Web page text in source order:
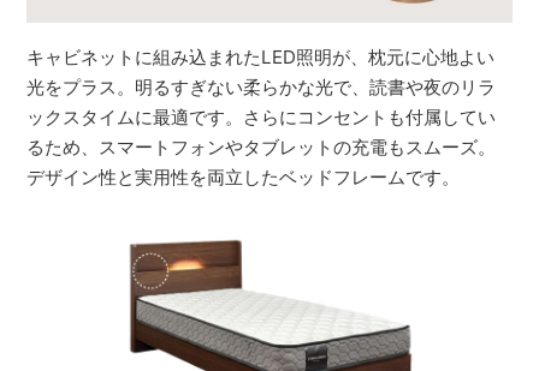
キャビネットに組み込まれたLED照明が、枕元に心地よい
光をプラス。明るすぎない柔らかな光で、読書や夜のリラ
ックスタイムに最適です。さらにコンセントも付属してい
るため、スマートフォンやタブレットの充電もスムーズ。
デザイン性と実用性を両立したベッドフレームです。